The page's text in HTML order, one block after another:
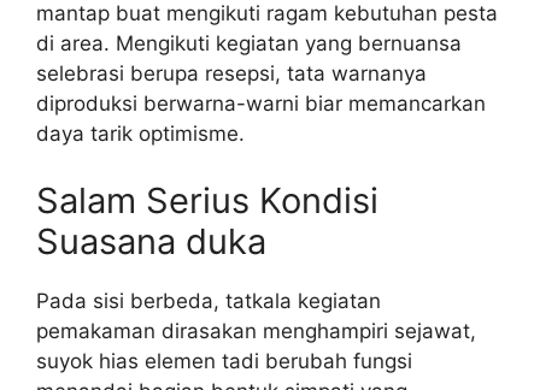
mantap buat mengikuti ragam kebutuhan pesta
di area. Mengikuti kegiatan yang bernuansa
selebrasi berupa resepsi, tata warnanya
diproduksi berwarna-warni biar memancarkan
daya tarik optimisme.
Salam Serius Kondisi
Suasana duka
Pada sisi berbeda, tatkala kegiatan
pemakaman dirasakan menghampiri sejawat,
suyok hias elemen tadi berubah fungsi